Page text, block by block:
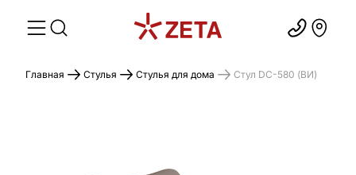
Главная Стулья Стулья для дома Стул DC-580 (ВИ)